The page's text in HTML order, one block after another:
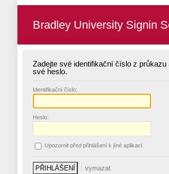
Bradley University Signin
Zadejte své identifikační číslo z průkazu
své heslo.
Identifikační číslo:
Heslo:
Upozornit před přihlášení k jíné aplikaci.